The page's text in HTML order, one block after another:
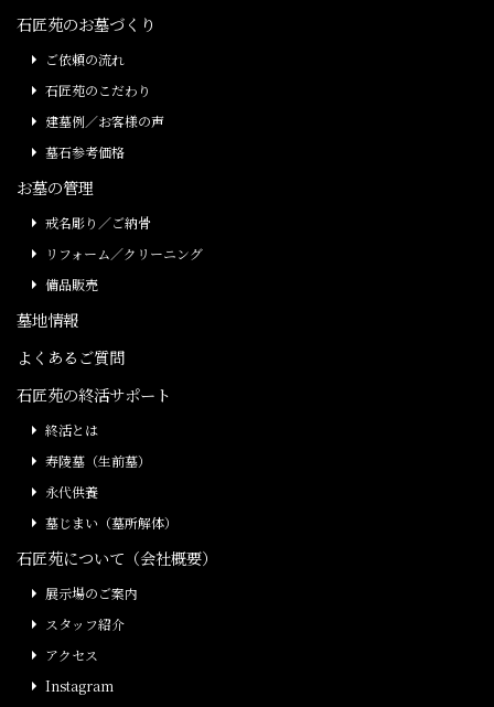
石匠苑のお墓づくり
ご依頼の流れ
石匠苑のこだわり
建墓例／お客様の声
墓石参考価格
お墓の管理
戒名彫り／ご納骨
リフォーム／クリーニング
備品販売
墓地情報
よくあるご質問
石匠苑の終活サポート
終活とは
寿陵墓（生前墓）
永代供養
墓じまい（墓所解体）
石匠苑について（会社概要）
展示場のご案内
スタッフ紹介
アクセス
Instagram